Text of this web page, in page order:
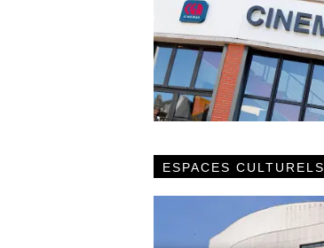
ESPACES CULTURELS